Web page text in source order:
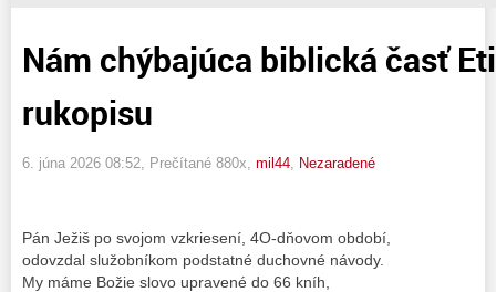
Nám chýbajúca biblická časť
rukopisu
6. júna 2026 08:52 , Prečítané 880x, mil44 Nezaradené
Pán Ježiš po svojom vzkriesení, 4O-dňovom období,
odovzdal služobníkom podstatné duchovné návody.
My máme Božie slovo upravené do 66 kníh,